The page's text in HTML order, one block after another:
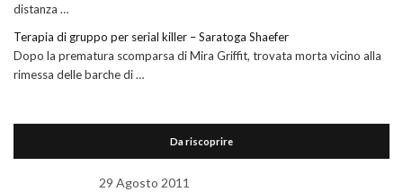
distanza …
Terapia di gruppo per serial killer – Saratoga Shaefer
Dopo la prematura scomparsa di Mira Griffit, trovata morta vicino alla
rimessa delle barche di …
Da riscoprire
29 Agosto 2011